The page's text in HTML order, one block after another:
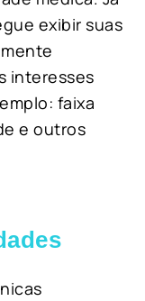
exibir suas
interesses
faixa
e outros